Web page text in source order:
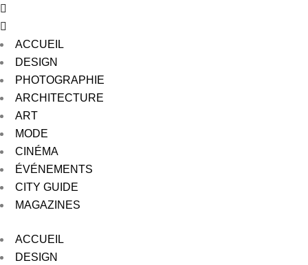
ACCUEIL
DESIGN
PHOTOGRAPHIE
ARCHITECTURE
ART
MODE
CINÉMA
ÉVÉNEMENTS
CITY GUIDE
MAGAZINES
ACCUEIL
DESIGN